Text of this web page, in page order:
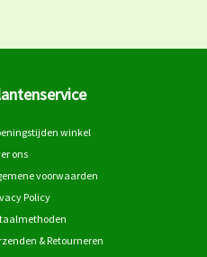
winkel
ons
voorwaarden
Policy
& Retourneren